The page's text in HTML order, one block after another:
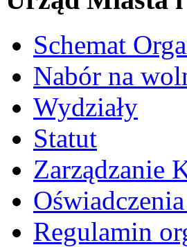
Schemat
Nabór na
Wydziały
Statut
Zarządzanie
Regulamin